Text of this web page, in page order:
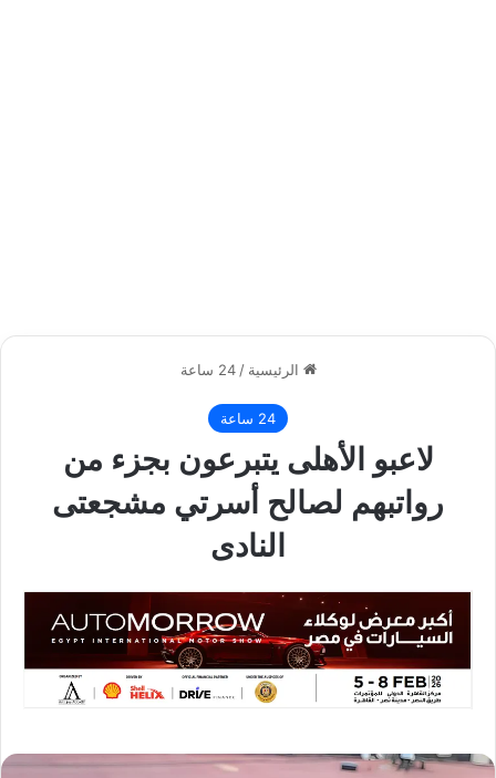
الرئيسية / 24 ساعة
24 ساعة
لاعبو الأهلى يتبرعون بجزء من
رواتبهم لصالح أسرتي مشجعتى
النادى